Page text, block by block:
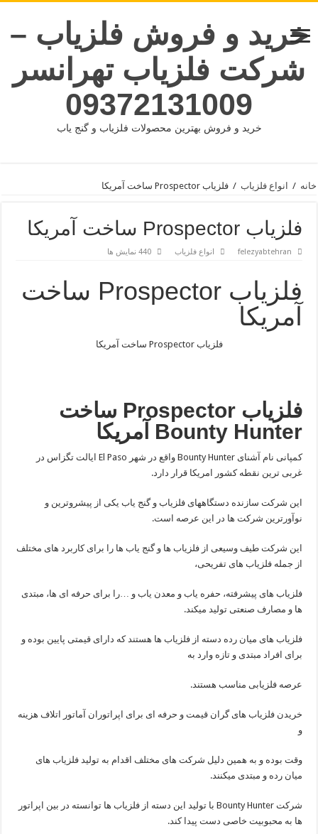
خرید و فروش فلزیاب –
شرکت فلزیاب تهرانسر
09372131009
خرید و فروش بهترین محصولات فلزیاب و گنج یاب
خانه / انواع فلزیاب / فلزیاب Prospector ساخت آمریکا
فلزیاب Prospector ساخت آمریکا
felezyabtehran انواع فلزیاب 440 نمایش ها
فلزیاب Prospector ساخت
آمریکا
فلزیاب Prospector ساخت آمریکا
فلزیاب Prospector ساخت
Bounty Hunter آمریکا
کمپانی نام آشنای Bounty Hunter واقع در شهر El Paso ایالت تگزاس در
غربی ترین نقطه کشور امریکا قرار دارد.
این شرکت سازنده دستگاههای فلزیاب و گنج یاب یکی از پیشروترین و
نوآورترین شرکت ها در این عرصه است.
این شرکت طیف وسیعی از فلزیاب ها و گنج یاب ها را برای کاربرد های مختلف
از جمله فلزیاب های تفریحی،
فلزیاب های پیشرفته، حفره یاب و معدن یاب و …را برای حرفه ای ها، مبتدی
ها و مصارف صنعتی تولید میکند.
فلزیاب های میان رده دسته از فلزیاب ها هستند که دارای قیمتی پایین بوده و
برای افراد مبتدی و تازه وارد به
عرصه فلزیابی مناسب هستند.
خریدن فلزیاب های گران قیمت و حرفه ای برای اپراتوران آماتور اتلاف هزینه
و
وقت بوده و به همین دلیل شرکت های مختلف اقدام به تولید فلزیاب های
میان رده و مبتدی میکنند.
شرکت Bounty Hunter با تولید این دسته از فلزیاب ها توانسته در بین اپراتور
ها به محبوبیت خاصی دست پیدا کند.